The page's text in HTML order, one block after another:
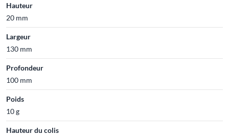
Hauteur
20 mm
Largeur
130 mm
Profondeur
100 mm
Poids
10 g
Hauteur du colis